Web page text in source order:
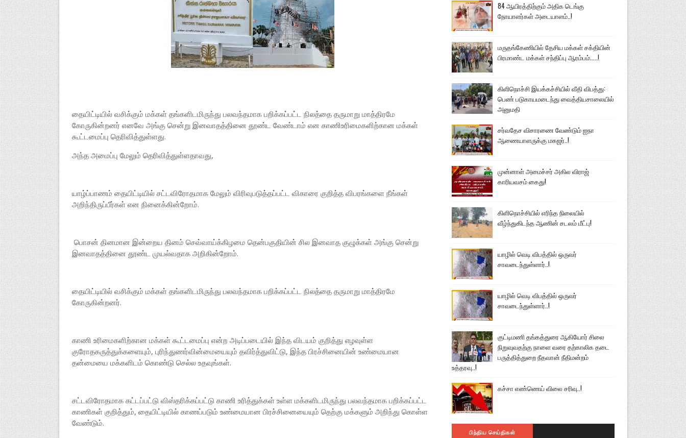
தையிட்டியில் வசிக்கும் மக்கள் தங்களிடமிருந்து பலவந்தமாக பறிக்கப்பட்ட நிலத்தை தருமாறு மாத்திரமே
கோருகின்றனர் எனவே அங்கு சென்று இனவாதத்தினை தூண்ட வேண்டாம் என காணிஉரிமைகளிற்கான மக்கள்
கூட்டமைப்பு தெரிவித்துள்ளது.
அந்த அமைப்பு மேலும் தெரிவித்துள்ளதாவது,
யாழ்ப்பாணம் தையிட்டியில் சட்டவிரோதமாக மேலும் விரிவுபடுத்தப்பட்ட விகாரை குறித்த விபரங்களை நீங்கள்
அறிந்திருப்பீர்கள் என நினைக்கின்றோம்.
பொசன் தினமான இன்றைய தினம் செவ்வாய்க்கிழமை தென்பகுதியின் சில இனவாத குழுக்கள் அங்கு சென்று
இனவாதத்தினை தூண்ட முயல்வதாக அறிகின்றோம்.
தையிட்டியில் வசிக்கும் மக்கள் தங்களிடமிருந்து பலவந்தமாக பறிக்கப்பட்ட நிலத்தை தருமாறு மாத்திரமே
கோருகின்றனர்.
காணி உரிமைகளிற்கான மக்கள் கூட்டமைப்பு என்ற அடிப்படையில் இந்த விடயம் குறித்து எழவுள்ள
குரோதகருத்துக்களையும், புரிந்துணர்வின்மையையும் தவிர்த்துவிட்டு, இந்த பிரச்சினையின் உண்மையான
தன்மையை மக்களிடம் கொண்டு செல்ல உதவுங்கள்.
சட்டவிரோதமாக கட்டப்பட்டு விஸ்தரிக்கப்பட்டு காணி உரித்துக்கள் உள்ள மக்களிடமிருந்து பலவந்தமாக பறிக்கப்பட்ட
காணிகள் குறித்தும், தையிட்டியில் காணப்படும் உண்மையான பிரச்சினையையும் தெற்கு மக்களும் அறிந்து கொள்ள
வேண்டும்.
84 ஆயிரத்திற்கும் அதிக டெங்கு
நோயாளர்கள் அடையாளம்..!
மருதங்கேணியில் தேசிய மக்கள் சக்தியின்
பிரமாண்ட மக்கள் சந்திப்பு ஆரம்பம்.....!
கிளிநொச்சி இயக்கச்சியில் வீதி விபத்து:
பெண் படுகாயமடைந்து வைத்தியசாலையில்
அனுமதி
சர்வதேச விசாரணை வேண்டும் ஐநா
ஆணையாளருக்கு மகஜர்..!
முன்னாள் அமைச்சர் அகில விராஜ்
காரியவசம் கைது!
கிளிநொச்சியில் எரிந்த நிலையில்
வீழ்ந்துகிடந்த ஆணின் சடலம் மீட்பு!
யாழில் வெடி விபத்தில் ஒருவர்
சாவடைந்துள்ளார்..!
யாழில் வெடி விபத்தில் ஒருவர்
சாவடைந்துள்ளார்..!
குட்டிமணி தங்கத்துரை ஆகியோர் சிலை
நிறுவுவதற்கு நாளை வரை தற்காலிக தடை
பருத்தித்துறை நீதவான் நீதிமன்றம்
உத்தரவு..!
கச்சா எண்ணெய் விலை சரிவு..!
பிந்திய செய்திகள்